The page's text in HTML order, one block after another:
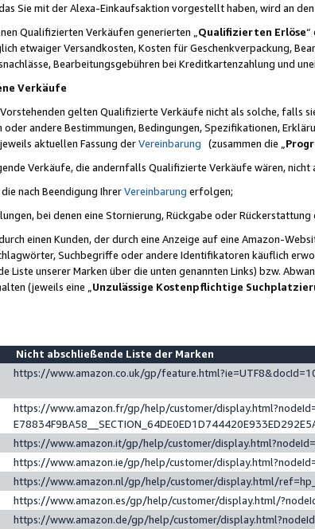
Sie mit der Alexa-Einkaufsaktion vorgestellt haben, wird an
Qualifizierten Verkäufen generierten „ Qualifizierten Erlöse“
etwaiger Versandkosten, Kosten für Geschenkverpackung,
Bearbeitungsgebühren bei Kreditkartenzahlung und
Verkäufe
gelten Qualifizierte Verkäufe nicht als solche, falls
andere Bestimmungen, Bedingungen, Spezifikationen,
aktuellen Fassung derVereinbarung (zusammen die „
Verkäufe, die andernfalls Qualifizierte Verkäufe wären, nicht
nach Beendigung IhrerVereinbarung erfolgen;
bei denen eine Stornierung, Rückgabe oder
einen Kunden, der durch eine Anzeige auf eine Amazon-
Suchbegriffe oder andere Identifikatoren käuflich
Liste unserer Marken über die unten genannten Links) bzw.
(jeweils eine „ Unzulässige Kostenpflichtige
Nicht abschließende Liste der Marken
https://www.amazon.co.uk/gp/
https://www.amazon.fr/gp/help/customer/
https://www.amazon.it/gp/help/customer/
https://www.amazon.ie/gp/help/customer/
https://www.amazon.nl/gp/help/customer/display.html/
https://www.amazon.es/gp/help/customer/display.html/
https://www.amazon.de/gp/help/customer/